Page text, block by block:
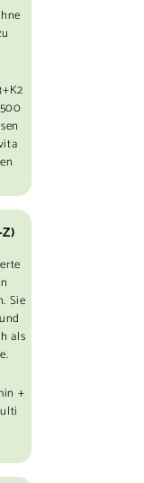
Sie
als
+